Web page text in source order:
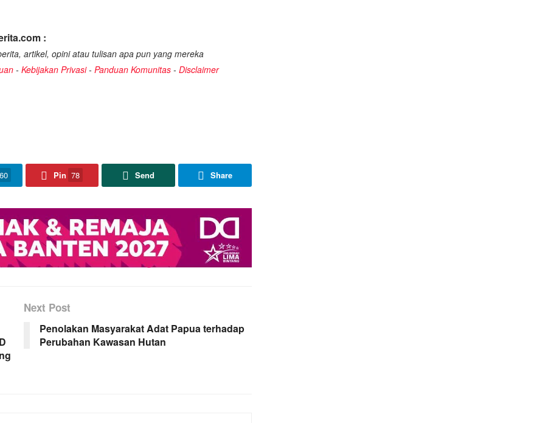
:
artikel, opini atau tulisan apa pun yang mereka
- Kebijakan Privasi- Panduan Komunitas - Disclaimer
60 Pin 78 Send Share
Next Post
Penolakan Masyarakat Adat Papua terhadap
Perubahan Kawasan Hutan